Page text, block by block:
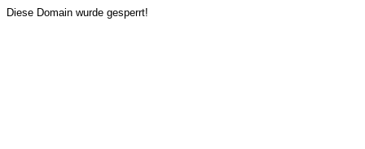
Diese Domain wurde gesperrt!